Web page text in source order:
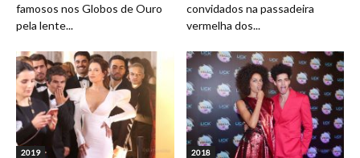
famosos nos Globos de Ouro
pela lente...
convidados na passadeira
vermelha dos...
2019 2018